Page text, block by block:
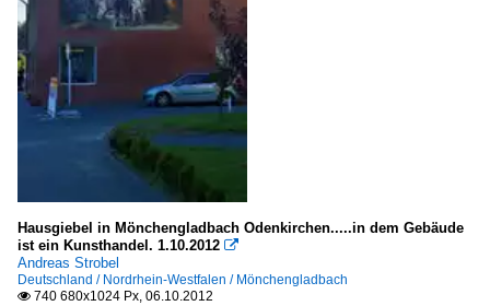
Kulturbauten
Europa
Mühlen
Deutschland
Rathäuser, Parlaments- und Regierungsgebäude
Deutschland
Hausgiebel in Mönchengladbach Odenkirchen.....in dem Gebäude
ist ein Kunsthandel. 1.10.2012 
Andreas Strobel
Deutschland / Nordrhein-Westfalen / Mönchengladbach
 740 680x1024 Px, 06.10.2012